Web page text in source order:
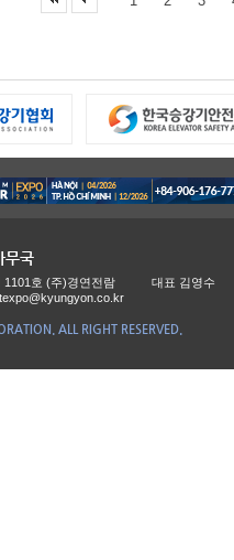
무국
1101호 (주)경연전람
대표 김영
ALL RIGHT RESERVED.